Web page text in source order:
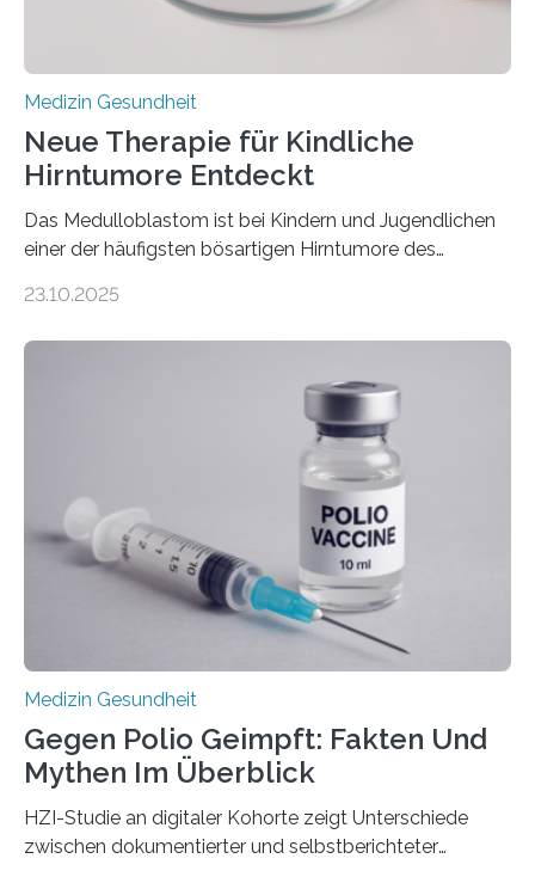
Medizin Gesundheit
Neue Therapie für Kindliche
Hirntumore Entdeckt
Das Medulloblastom ist bei Kindern und Jugendlichen
einer der häufigsten bösartigen Hirntumore des
Betroffenen können mit heutigen Methoden geheilt
Dringend benötigt werden zielgerichtete Therapien, die
nur Tumorschwachstellen angreifen und normales
Gewebe verschonen. Forschende um Daniel Merk vom
Hertie-Institut für klinische Hirnforschung am
Universitätsklinikum Tübingen haben eine solche
Schwachstelle im Erbgut einer Untergruppe des
Medulloblastoms gefunden. Die Wilhelm Sander-
Stiftung unterstützte das Projekt…
23.10.2025
Medizin Gesundheit
Gegen Polio Geimpft: Fakten Und
Mythen Im Überblick
HZI-Studie an digitaler Kohorte zeigt Unterschiede
zwischen dokumentierter und selbstberichteter